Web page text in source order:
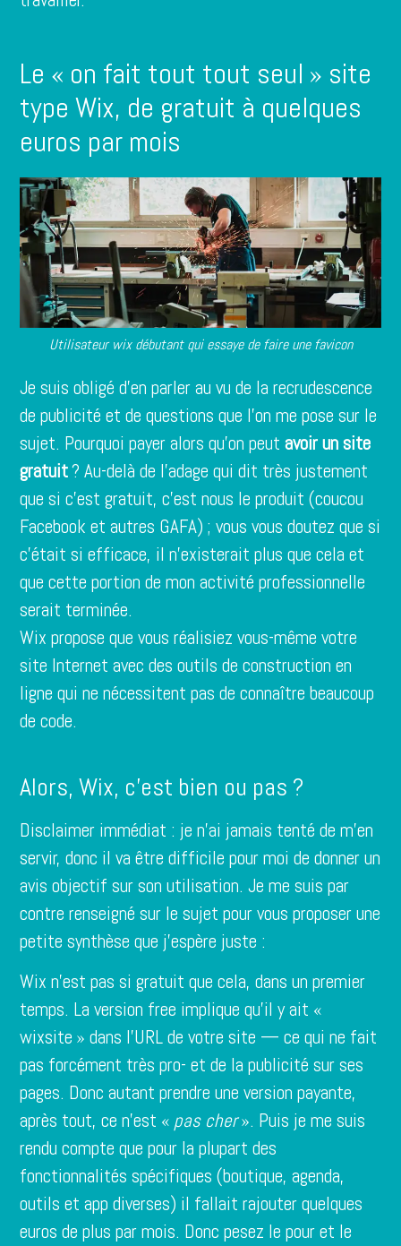
Le « on fait tout tout seul » site
type Wix, de gratuit à quelques
euros par mois
Utilisateur wix débutant qui essaye de faire une favicon
Je suis obligé d’en parler au vu de la recrudescence
de publicité et de questions que l’on me pose sur le
sujet. Pourquoi payer alors qu’on peutavoir un site
gratuit? Au-delà de l’adage qui dit très justement
que si c’est gratuit, c’est nous le produit (coucou
Facebook et autres GAFA) ; vous vous doutez que si
c’était si efficace, il n’existerait plus que cela et
que cette portion de mon activité professionnelle
serait terminée.
Wix propose que vous réalisiez vous-même votre
site Internet avec des outils de construction en
ligne qui ne nécessitent pas de connaître beaucoup
de code.
Alors, Wix, c’est bien ou pas ?
Disclaimer immédiat : je n’ai jamais tenté de m’en
servir, donc il va être difficile pour moi de donner un
avis objectif sur son utilisation. Je me suis par
contre renseigné sur le sujet pour vous proposer une
petite synthèse que j’espère juste :
Wix n’est pas si gratuit que cela, dans un premier
temps. La version free implique qu’il y ait «
wixsite » dans l’URL de votre site — ce qui ne fait
pas forcément très pro- et de la publicité sur ses
pages. Donc autant prendre une version payante,
après tout, ce n’est « pas cher». Puis je me suis
rendu compte que pour la plupart des
fonctionnalités spécifiques (boutique, agenda,
outils et app diverses) il fallait rajouter quelques
euros de plus par mois. Donc pesez le pour et le